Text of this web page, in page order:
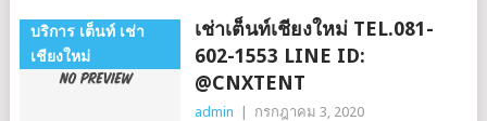
บริการ เต็นท์ เช่า
เชียงใหม่
เช่าเต็นท์เชียงใหม่ TEL.081-
602-1553 LINE ID:
@CNXTENT
admin กรกฎาคม 3, 2020